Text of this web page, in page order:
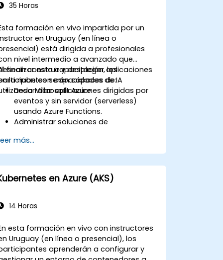
35 Horas
formación en vivo impartida por un
en Uruguay (en línea o
está dirigida a profesionales
nivel intermedio a avanzado que
construir y desplegar aplicaciones
la nube con capacidades de IA
Microsoft Azure.
finalizar esta capacitación, los
serán capaces de:
Desarrollar aplicaciones dirigidas por
eventos y sin servidor (serverless)
usando Azure Functions.
Administrar soluciones de
virtuales.
Desplegar y escalar aplicaciones web
utilizando Azure App Service y
contenedores Docker.
Integrar inteligencia artificial,
procesamiento del lenguaje natural
Aprovechar GitHub Copilot para
apoyar el desarrollo de aplicaciones
en la nube basadas en IA.
más...
en Azure (AKS)
14 Horas
esta formación en vivo con instructores
Uruguay (en línea o presencial), los
aprenderán a configurar y